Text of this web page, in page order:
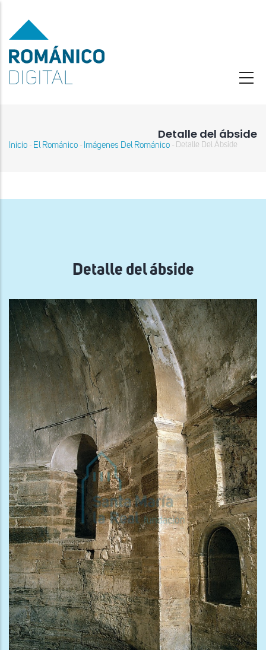
contenido
principal
Detalle del ábside
Sobrescribir
navegación
Inicio - El Románico - Imágenes Del Románico - Detalle Del Ábside
Detalle del ábside